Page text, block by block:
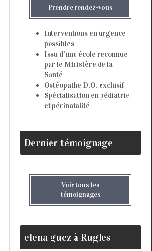
Prendre rendez-vous
Interventions en urgence
possibles
Issu d'une école reconnue
par le Ministère de la
Santé
Ostéopathe D.O. exclusif
Spécialisation en pédiatrie
et périnatalité
Dernier témoignage
Voir tous les
témoignages
elena guez à Rugles